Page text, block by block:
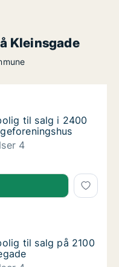
Kleinsgade
til salg i 2400
i 2400 København
til salg i 2400
til salg i 2400
4
til salg i 2400
til salg på 2100
på 2100 København
til salg på 2100
til salg på 2100